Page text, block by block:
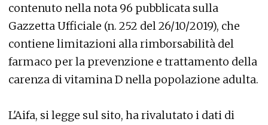
contenuto nella nota 96 pubblicata sulla
Gazzetta Ufficiale (n. 252 del 26/10/2019), che
contiene limitazioni alla rimborsabilità del
farmaco per la prevenzione e trattamento della
carenza di vitamina D nella popolazione adulta.
L'Aifa, si legge sul sito, ha rivalutato i dati di